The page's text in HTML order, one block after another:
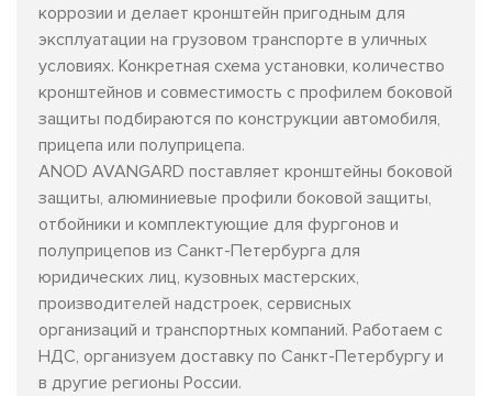
коррозии и делает кронштейн пригодным для
эксплуатации на грузовом транспорте в уличных
условиях. Конкретная схема установки, количество
кронштейнов и совместимость с профилем боковой
защиты подбираются по конструкции автомобиля,
прицепа или полуприцепа.
ANOD AVANGARD поставляет кронштейны боковой
защиты, алюминиевые профили боковой защиты,
отбойники и комплектующие для фургонов и
полуприцепов из Санкт-Петербурга для
юридических лиц, кузовных мастерских,
производителей надстроек, сервисных
организаций и транспортных компаний. Работаем с
НДС, организуем доставку по Санкт-Петербургу и
в другие регионы России.